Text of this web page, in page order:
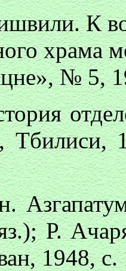
К
храма
№ 5,
Тбилиси,
Р.
1948, с.